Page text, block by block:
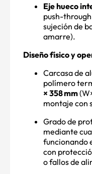
Eje hueco
push-
sujeción de
amarre).
Diseño físico y
Carcasa de
polímero
× 358 mm
montaje con
Grado de
mediante
funcionando
con
o fallos de